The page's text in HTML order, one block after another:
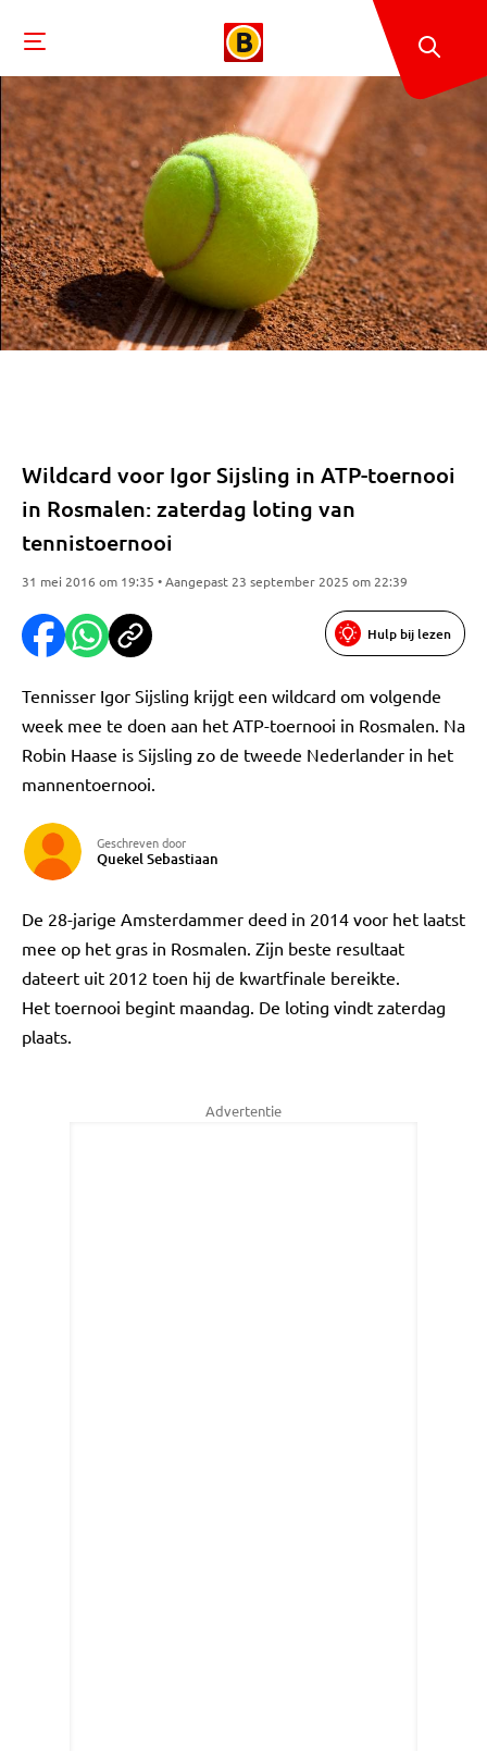
Wildcard voor Igor Sijsling in ATP-toernooi
in Rosmalen: zaterdag loting van
tennistoernooi
31 mei 2016 om 19:35 • Aangepast 23 september 2025 om 22:39
Hulp bij lezen
Tennisser Igor Sijsling krijgt een wildcard om volgende
week mee te doen aan het ATP-toernooi in Rosmalen. Na
Robin Haase is Sijsling zo de tweede Nederlander in het
mannentoernooi.
Geschreven door
Quekel Sebastiaan
De 28-jarige Amsterdammer deed in 2014 voor het laatst
mee op het gras in Rosmalen. Zijn beste resultaat
dateert uit 2012 toen hij de kwartfinale bereikte.
Het toernooi begint maandag. De loting vindt zaterdag
plaats.
Advertentie